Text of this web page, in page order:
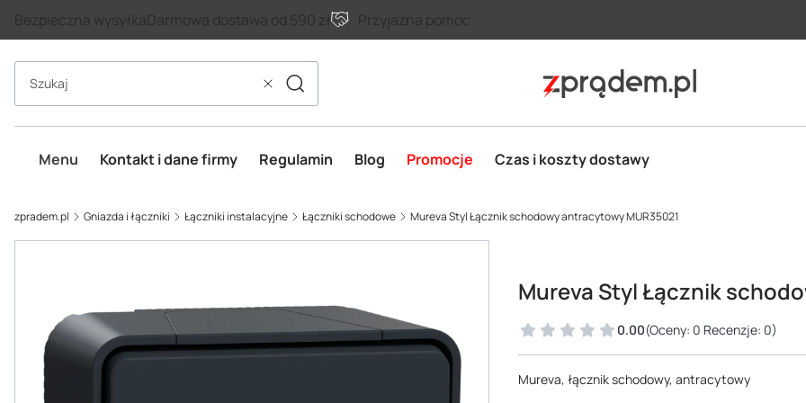
Bezpieczna wysyłkaDarmowa dostawa od 590 zł Przyjazna pomoc
WyczyśćSzukaj
Menu Kontakt i dane firmy Regulamin Blog Promocje Czas i koszty dostawy
zpradem.pl Gniazda i łączniki Łączniki instalacyjne Łączniki schodowe Mureva Styl Łącznik schodowy antracytowy MUR35021
Mureva Styl Łącznik
0.00(Oceny: 0 Recenzje: 0)
Mureva, łącznik schodowy, antracytowy